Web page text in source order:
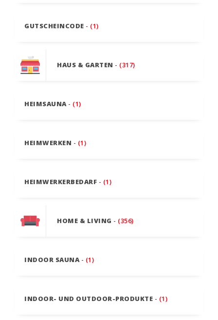
GUTSCHEINCODE - (1)
HAUS & GARTEN - (317)
HEIMSAUNA - (1)
HEIMWERKEN - (1)
HEIMWERKERBEDARF - (1)
HOME & LIVING - (356)
INDOOR SAUNA - (1)
INDOOR- UND OUTDOOR-PRODUKTE - (1)